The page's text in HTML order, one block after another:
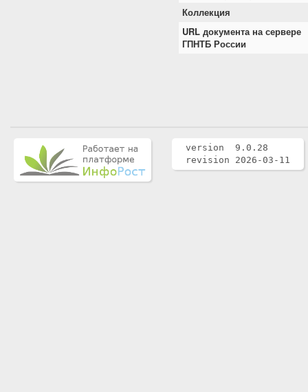
Коллекция
URL документа на сервере
ГПНТБ России
version 9.0.28
revision 2026-03-11